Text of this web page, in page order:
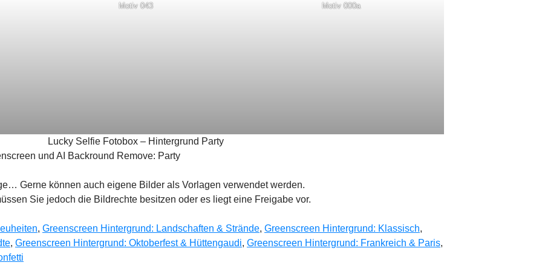
Motiv 043 Motiv 000a
Lucky Selfie Fotobox – Hintergrund Party
und AI Backround Remove: Party
Gerne können auch eigene Bilder als Vorlagen verwendet werden.
Sie jedoch die Bildrechte besitzen oder es liegt eine Freigabe vor.
, Greenscreen Hintergrund: Landschaften & Strände, Greenscreen Hintergrund: Klassisch,
, Greenscreen Hintergrund: Oktoberfest & Hüttengaudi, Greenscreen Hintergrund: Frankreich & Paris,